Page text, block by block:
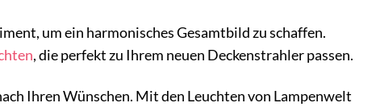
um ein harmonisches Gesamtbild zu schaffen.
, die perfekt zu Ihrem neuen Deckenstrahler passen.
Ihren Wünschen. Mit den Leuchten von Lampenwelt